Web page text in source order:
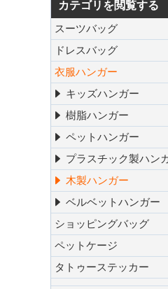
カテゴリを閲覧する
スーツバッグ
ドレスバッグ
衣服ハンガー
キッズハンガー
樹脂ハンガー
ペットハンガー
プラスチック製ハン
木製ハンガー
ベルベットハンガー
ショッピングバッグ
ペットケージ
タトゥーステッカー